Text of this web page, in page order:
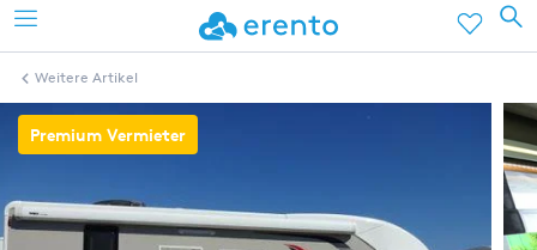
Weitere Artikel
Premium Vermieter